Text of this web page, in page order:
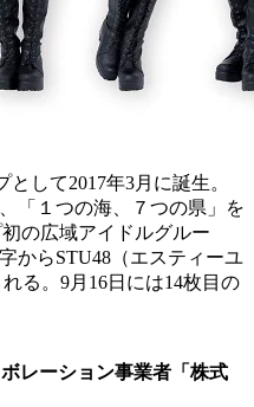
して2017年3月に誕生。
「１つの海、７つの県」を
の広域アイドルグルー
からSTU48（エスティーユ
る。9月16日には14枚目の
レーション事業者「株式